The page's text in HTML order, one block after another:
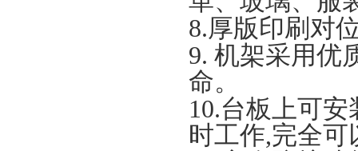
8.厚版印刷对
9. 机架采用优
命。
10.台板上可安
时工作,完全可